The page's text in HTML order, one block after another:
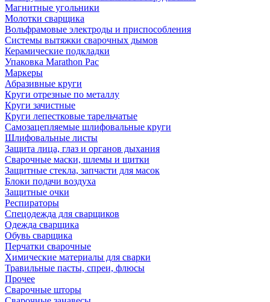
Магнитные угольники
Молотки сварщика
Вольфрамовые электроды и приспособления
Системы вытяжки сварочных дымов
Керамические подкладки
Упаковка Marathon Pac
Маркеры
Абразивные круги
Круги отрезные по металлу
Круги зачистные
Круги лепестковые тарельчатые
Самозацепляемые шлифовальные круги
Шлифовальные листы
Защита лица, глаз и органов дыхания
Сварочные маски, шлемы и щитки
Защитные стекла, запчасти для масок
Блоки подачи воздуха
Защитные очки
Респираторы
Спецодежда для сварщиков
Одежда сварщика
Обувь сварщика
Перчатки сварочные
Химические материалы для сварки
Травильные пасты, спреи, флюсы
Прочее
Сварочные шторы